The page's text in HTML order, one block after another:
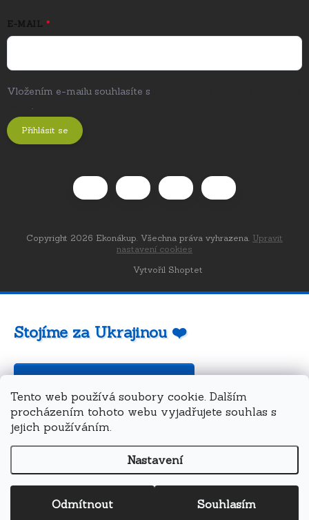
Tento web používá soubory cookie. Dalším
procházením tohoto webu vyjadřujete souhlas s
jejich používáním.
Nastavení
Odmítnout Souhlasím
E-MAIL
Vložením e-mailu souhlasíte s
Přihlásit se
Vytvořil Shoptet
Copyright 2026 Ekonákup . Všechna práva vyhrazena. Upravit
nastavení cookies
Stojíme za Ukrajinou ❤️